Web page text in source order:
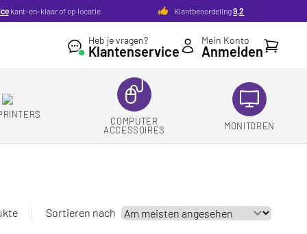
kant-en-klaar of op locatie Klantbeoordeling9,2
Heb je vragen?
Klantenservice
Mein Konto
AnmeldenIhr
COMPUTER
ACCESSOIRES
MONITOREN
Sortieren nach